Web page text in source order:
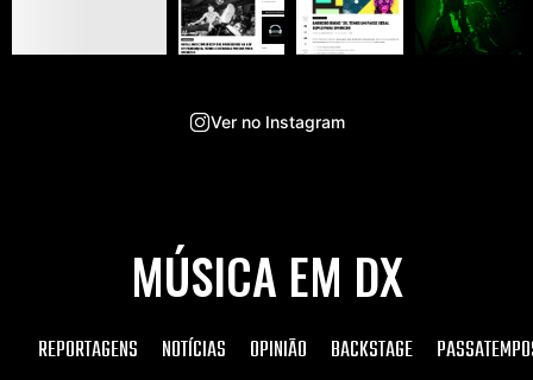
Ver no Instagram
MÚSICA EM DX
REPORTAGENS NOTÍCIAS OPINIÃO BACKSTAGE